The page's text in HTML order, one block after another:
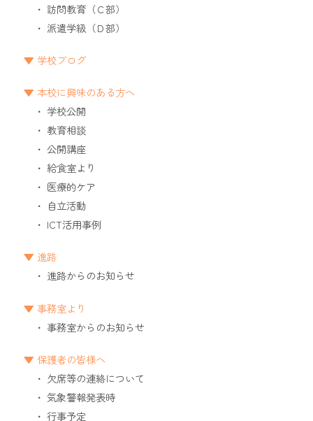
訪問教育（Ｃ部）
派遣学級（Ｄ部）
学校ブログ
本校に興味のある方へ
学校公開
教育相談
公開講座
給食室より
医療的ケア
自立活動
ICT活用事例
進路
進路からのお知らせ
事務室より
事務室からのお知らせ
保護者の皆様へ
欠席等の連絡について
気象警報発表時
行事予定